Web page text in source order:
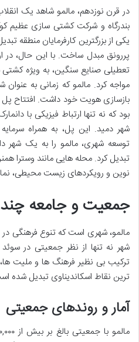
در قرن نوزدهم، مالمو شاهد یک
یکی از بزرگترین کارفرمایان منطقه
پررونق مبدل ساخت. با این حال، در
تعطیلی صنایع سنگین، به ویژه
مواجه کرد. مالمو که زمانی به عنوان
بود که نه تنها ارتباط فیزیکی با
شهر دمید. این پل، به همراه
توسعه شهری، مالمو را به یک شهر
نوین و رویکردهای زیست محیطی،
جمعیت و جامعه چند
مالمو، شهری است که تنوع فرهنگی
شهر نه تنها از نظر جمعیتی در
ترکیب بی نظیر فرهنگ ها و ملیت
ترین نقاط اسکاندیناوی تبدیل شده
آمار و روندهای جمعیتی